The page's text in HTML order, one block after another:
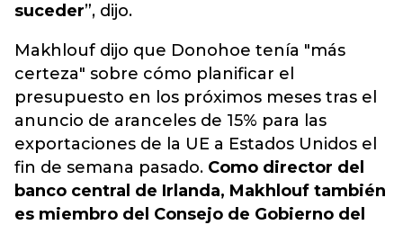
suceder”, dijo.
Makhlouf dijo que Donohoe tenía "más
certeza" sobre cómo planificar el
presupuesto en los próximos meses tras el
anuncio de aranceles de 15% para las
exportaciones de la UE a Estados Unidos el
fin de semana pasado. Como director del
banco central de Irlanda, Makhlouf también
es miembro del Consejo de Gobierno del